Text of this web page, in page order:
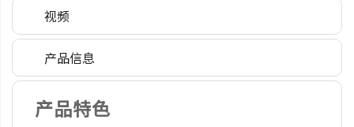
视频
产品信息
产品特色